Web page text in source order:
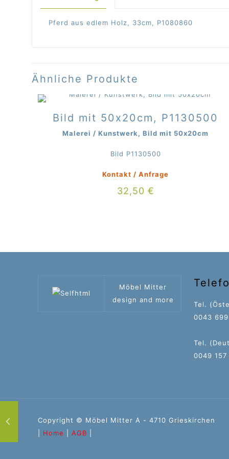
Pferd aus edlem Holz, 33cm, P1080860
Ähnliche Produkte
Bild mit 50x20cm, P1130500
Malerei / Kunstwerk, Bild mit 50x20cm
Bild P1130500
Kontakt / Anfrage
32,50 €
Möbel Mitter
design and more
Tel.
0043 699
Tel.
0049
Copyright © Möbel Mitter A - 4710 Grieskirchen
Home AGB